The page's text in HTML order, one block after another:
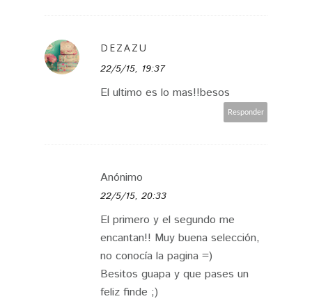
DEZAZU
22/5/15, 19:37
El ultimo es lo mas!!besos
Responder
Anónimo
22/5/15, 20:33
El primero y el segundo me
encantan!! Muy buena selección,
no conocía la pagina =)
Besitos guapa y que pases un
feliz finde ;)